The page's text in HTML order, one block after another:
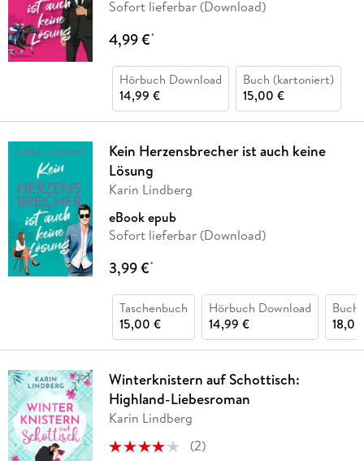
Sofort lieferbar (Download)
4,99 €*
Hörbuch Download
14,99 €
Buch (kartoniert)
15,00 €
Kein Herzensbrecher ist auch keine
Lösung
Karin Lindberg
eBook epub
Sofort lieferbar (Download)
3,99 €*
Taschenbuch
15,00 €
Hörbuch Download
14,99 €
Winterknistern auf Schottisch:
Highland-Liebesroman
Karin Lindberg
(2)